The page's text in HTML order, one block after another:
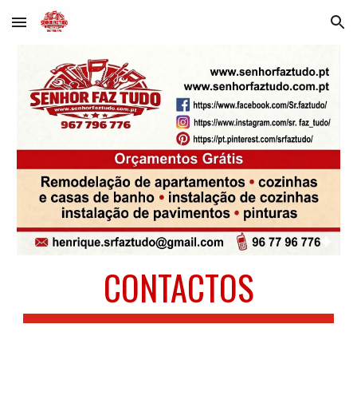
Skip to main content Skip to navigation
CONTACTOS